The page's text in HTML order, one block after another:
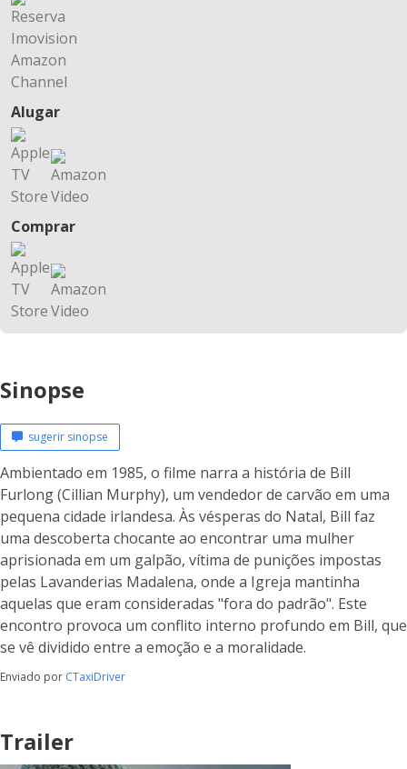
Alugar
Comprar
Sinopse
sugerir sinopse
Ambientado em 1985, o filme narra a história de Bill
Furlong (Cillian Murphy), um vendedor de carvão em uma
pequena cidade irlandesa. Às vésperas do Natal, Bill faz
uma descoberta chocante ao encontrar uma mulher
aprisionada em um galpão, vítima de punições impostas
pelas Lavanderias Madalena, onde a Igreja mantinha
aquelas que eram consideradas "fora do padrão". Este
encontro provoca um conflito interno profundo em Bill, que
se vê dividido entre a emoção e a moralidade.
Enviado por CTaxiDriver
Trailer